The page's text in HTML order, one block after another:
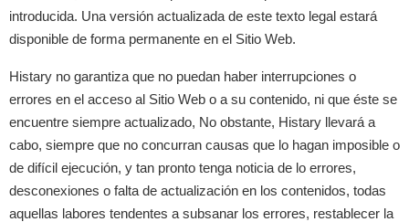
introducida. Una versión actualizada de este texto legal estará
disponible de forma permanente en el Sitio Web.
Histary no garantiza que no puedan haber interrupciones o
errores en el acceso al Sitio Web o a su contenido, ni que éste se
encuentre siempre actualizado, No obstante, Histary llevará a
cabo, siempre que no concurran causas que lo hagan imposible o
de difícil ejecución, y tan pronto tenga noticia de lo errores,
desconexiones o falta de actualización en los contenidos, todas
aquellas labores tendentes a subsanar los errores, restablecer la